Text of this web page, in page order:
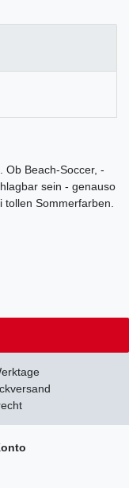
Ob Beach-Soccer, -
sein - genauso
tollen Sommerfarben.